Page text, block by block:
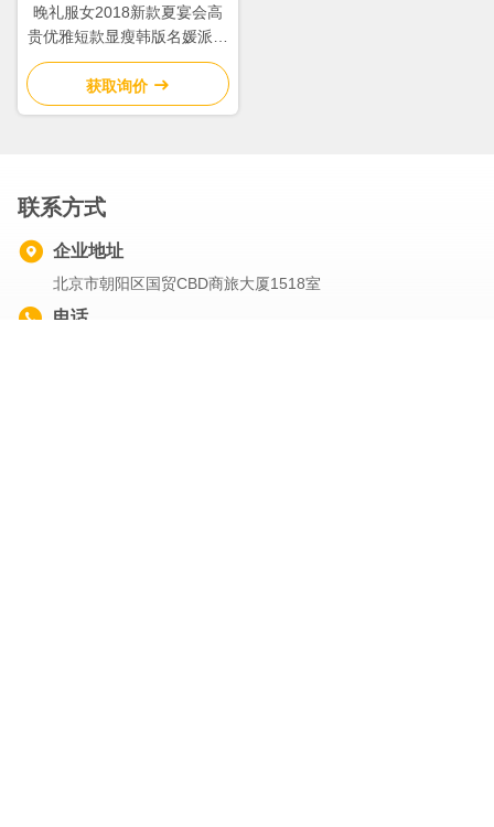
晚礼服女2018新款夏宴会高
贵优雅短款显瘦韩版名媛派对
聚会连衣裙
获取询价
联系方式
企业地址
北京市朝阳区国贸CBD商旅大厦1518室
电话